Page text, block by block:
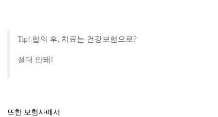
Tip! 합의 후, 치료는 건강보험 으로?
절대 안돼!
또한 보험사에서